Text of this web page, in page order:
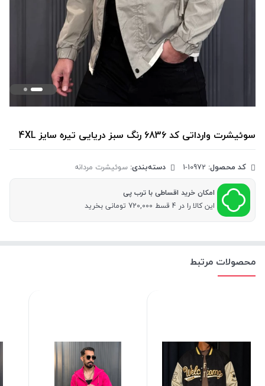
سوئیشرت وارداتی کد 6836 رنگ سبز دریایی تیره سایز 4XL
کد محصول: دسته‌بندی: سوئیشرت مردانه
امکان خرید اقساطی با ترب پی
این کالا را در 4 قسط 720,000 تومانی بخرید
محصولات مرتبط